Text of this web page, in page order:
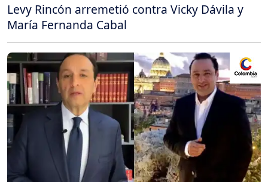
Levy Rincón arremetió contra Vicky Dávila y
María Fernanda Cabal